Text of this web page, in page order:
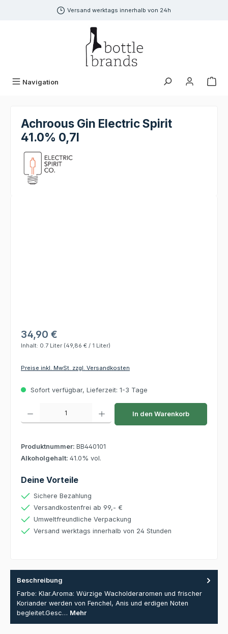
Versand werktags innerhalb von 24h
Navigation
Achroous Gin Electric Spirit
41.0% 0,7l
34,90 €
Inhalt: 0.7 Liter (49,86 € / 1 Liter)
Preise inkl. MwSt. zzgl. Versandkosten
Sofort verfügbar, Lieferzeit: 1-3 Tage
Produkt Anzahl: Gib den gewünschten Wert ein oder benutze die Schaltflächen um
In den Warenkorb
Produktnummer: BB440101
Alkoholgehalt: 41.0% vol.
Deine Vorteile
Sichere Bezahlung
Versandkostenfrei ab 99,- €
Umweltfreundliche Verpackung
Versand werktags innerhalb von 24 Stunden
Beschreibung
Farbe: Klar.Aroma: Würzige Wacholderaromen und frischer
Koriander werden von Fenchel, Anis und erdigen Noten
begleitet.Gesc… Mehr